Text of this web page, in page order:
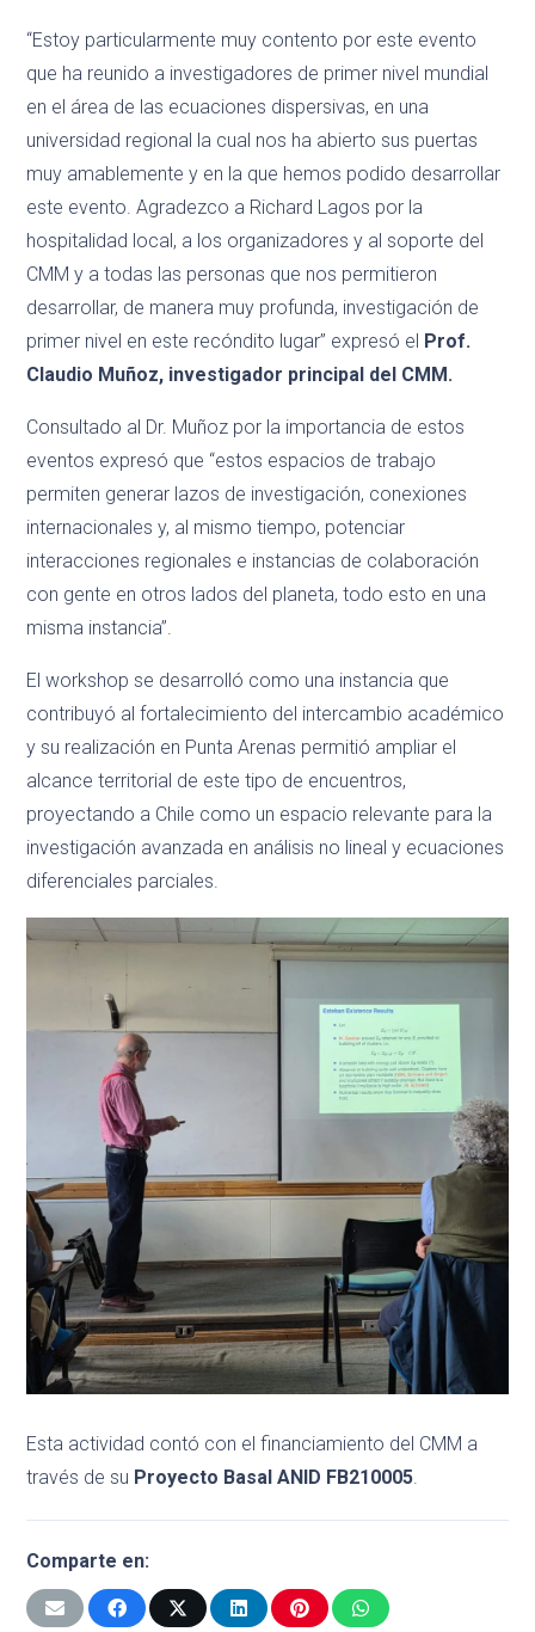
“Estoy particularmente muy contento por este evento
que ha reunido a investigadores de primer nivel mundial
en el área de las ecuaciones dispersivas, en una
universidad regional la cual nos ha abierto sus puertas
muy amablemente y en la que hemos podido desarrollar
este evento. Agradezco a Richard Lagos por la
hospitalidad local, a los organizadores y al soporte del
CMM y a todas las personas que nos permitieron
desarrollar, de manera muy profunda, investigación de
primer nivel en este recóndito lugar” expresó el Prof.
Claudio Muñoz, investigador principal del CMM.
Consultado al Dr. Muñoz por la importancia de estos
eventos expresó que “estos espacios de trabajo
permiten generar lazos de investigación, conexiones
internacionales y, al mismo tiempo, potenciar
interacciones regionales e instancias de colaboración
con gente en otros lados del planeta, todo esto en una
misma instancia”.
El workshop se desarrolló como una instancia que
contribuyó al fortalecimiento del intercambio académico
y su realización en Punta Arenas permitió ampliar el
alcance territorial de este tipo de encuentros,
proyectando a Chile como un espacio relevante para la
investigación avanzada en análisis no lineal y ecuaciones
diferenciales parciales.
Esta actividad contó con el financiamiento del CMM a
través de su Proyecto Basal ANID FB210005.
Comparte en: